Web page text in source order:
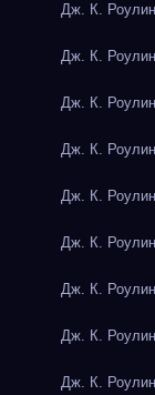
Дж. К.
Дж. К.
Дж. К.
Дж. К.
Дж. К.
Дж. К.
Дж. К.
Дж. К.
Дж. К.